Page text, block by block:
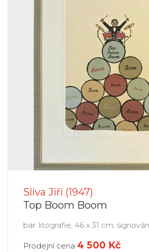
Slíva Jiří (1947)
Top Boom Boom
bar. litografie, 46 x 31 cm,
Prodejní cena 4 500 Kč